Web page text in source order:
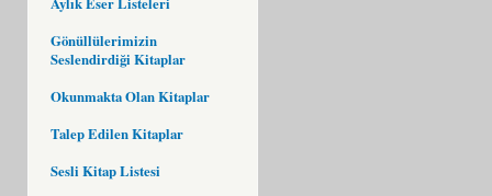
Gönüllülerimizin
Seslendirdiği Kitaplar
Okunmakta Olan Kitaplar
Talep Edilen Kitaplar
Sesli Kitap Listesi